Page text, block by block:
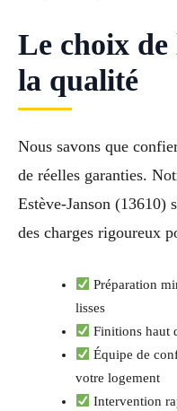
Le choix de
la qualité
Nous savons que
de réelles garanties.
Estève-Janson (13610)
des charges rigoureux
Préparation
lisses
Finitions haut
Équipe de
votre logement
Intervention